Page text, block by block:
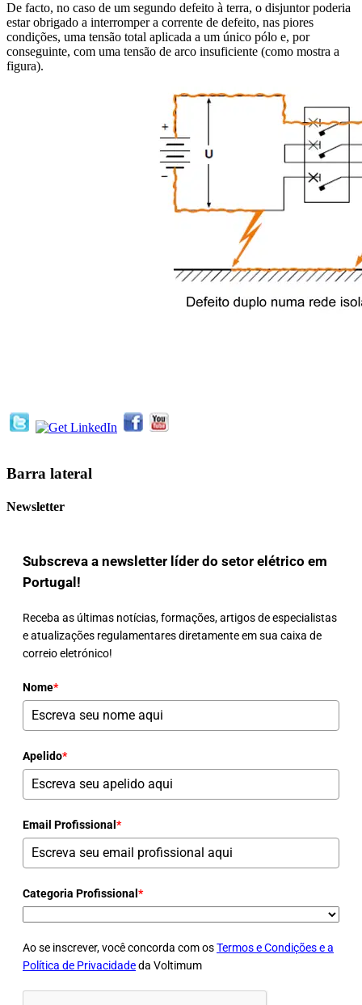
De facto, no caso de um segundo defeito à terra, o disjuntor poderia
estar obrigado a interromper a corrente de defeito, nas piores
condições, uma tensão total aplicada a um único pólo e, por
conseguinte, com uma tensão de arco insuficiente (como mostra a
figura).
Barra lateral
Newsletter
Subscreva a newsletter líder do setor elétrico em
Portugal!
Receba as últimas notícias, formações, artigos de especialistas
e atualizações regulamentares diretamente em sua caixa de
correio eletrónico!
Nome*
Apelido*
Email Profissional *
Categoria Profissional *
Ao se inscrever, você concorda com osTermos e Condições e a
Política de Privacidadeda Voltimum